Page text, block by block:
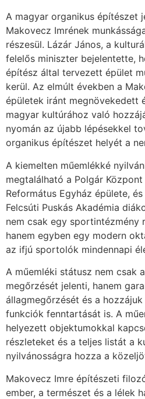
A magyar organikus építészet
Makovecz Imrének
részesül. Lázár János, a
felelős miniszter bejelentette,
építész által tervezett épület
kerül. Az elmúlt években a
épületek iránt megnövekedett
magyar kultúrához való
nyomán az újabb lépésekkel
organikus építészet helyét a
A kiemelten műemlékké
megtalálható a Polgár
Református Egyház épülete,
Felcsúti Puskás Akadémia
nem csak egy sportintézmény
hanem egyben egy modern
az ifjú sportolók mindennapi
A műemléki státusz nem csak
megőrzését jelenti, hanem
állagmegőrzését és a
funkciók fenntartását is. A
helyezett objektumokkal
részleteket és a teljes listát a
nyilvánosságra hozza a
Makovecz Imre építészeti
ember, a természet és a lélek